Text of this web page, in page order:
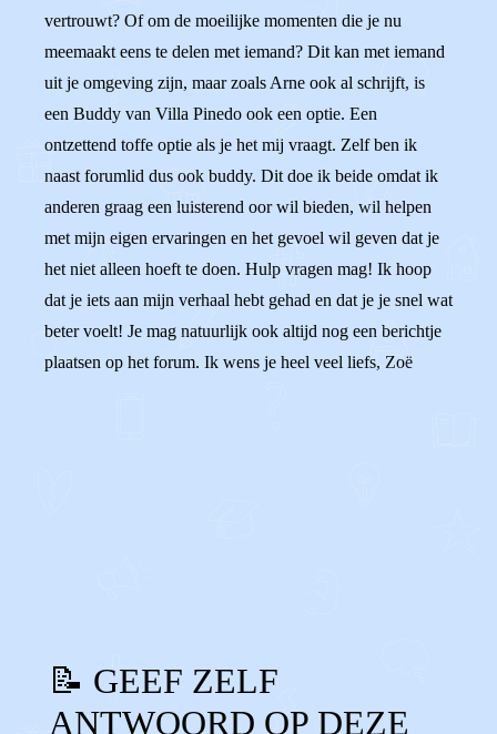
vertrouwt? Of om de moeilijke momenten die je nu
meemaakt eens te delen met iemand? Dit kan met iemand
uit je omgeving zijn, maar zoals Arne ook al schrijft, is
een Buddy van Villa Pinedo ook een optie. Een
ontzettend toffe optie als je het mij vraagt. Zelf ben ik
naast forumlid dus ook buddy. Dit doe ik beide omdat ik
anderen graag een luisterend oor wil bieden, wil helpen
met mijn eigen ervaringen en het gevoel wil geven dat je
het niet alleen hoeft te doen. Hulp vragen mag! Ik hoop
dat je iets aan mijn verhaal hebt gehad en dat je je snel wat
beter voelt! Je mag natuurlijk ook altijd nog een berichtje
plaatsen op het forum. Ik wens je heel veel liefs, Zoë
📝 GEEF ZELF
ANTWOORD OP DEZE